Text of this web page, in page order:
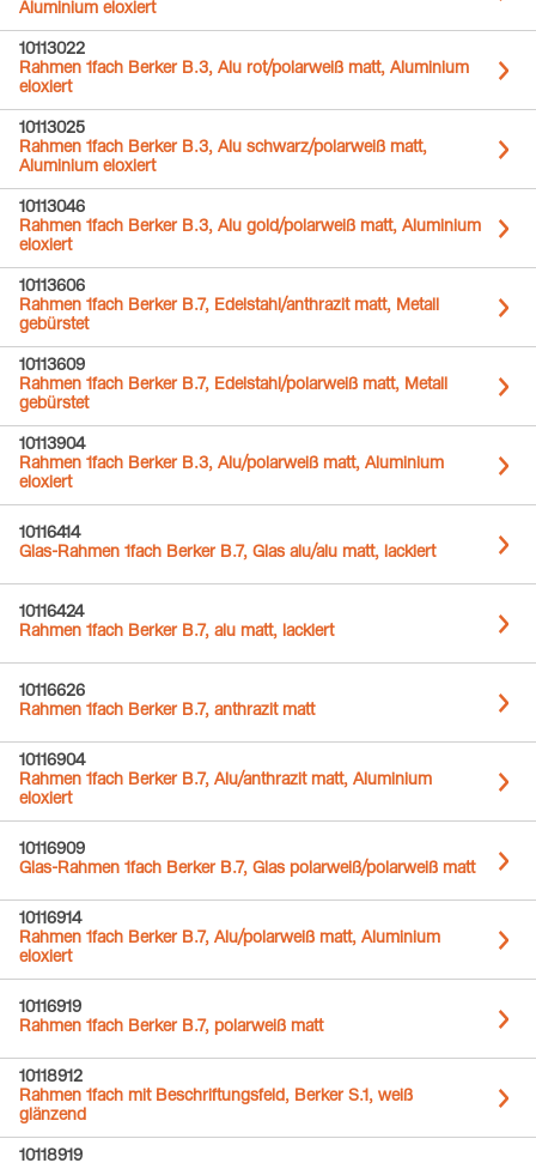
Aluminium eloxiert
10113022
Rahmen 1fach Berker B.3, Alu rot/polarweiß matt, Aluminium
eloxiert
10113025
Rahmen 1fach Berker B.3, Alu schwarz/polarweiß matt,
Aluminium eloxiert
10113046
Rahmen 1fach Berker B.3, Alu gold/polarweiß matt, Aluminium
eloxiert
10113606
Rahmen 1fach Berker B.7, Edelstahl/anthrazit matt, Metall
gebürstet
10113609
Rahmen 1fach Berker B.7, Edelstahl/polarweiß matt, Metall
gebürstet
10113904
Rahmen 1fach Berker B.3, Alu/polarweiß matt, Aluminium
eloxiert
10116414
Glas-Rahmen 1fach Berker B.7, Glas alu/alu matt, lackiert
10116424
Rahmen 1fach Berker B.7, alu matt, lackiert
10116626
Rahmen 1fach Berker B.7, anthrazit matt
10116904
Rahmen 1fach Berker B.7, Alu/anthrazit matt, Aluminium
eloxiert
10116909
Glas-Rahmen 1fach Berker B.7, Glas polarweiß/polarweiß matt
10116914
Rahmen 1fach Berker B.7, Alu/polarweiß matt, Aluminium
eloxiert
10116919
Rahmen 1fach Berker B.7, polarweiß matt
10118912
Rahmen 1fach mit Beschriftungsfeld, Berker S.1, weiß
glänzend
10118919